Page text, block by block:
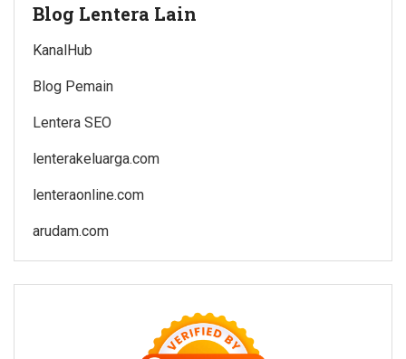
Blog Lentera Lain
KanalHub
Blog Pemain
Lentera SEO
lenterakeluarga.com
lenteraonline.com
arudam.com